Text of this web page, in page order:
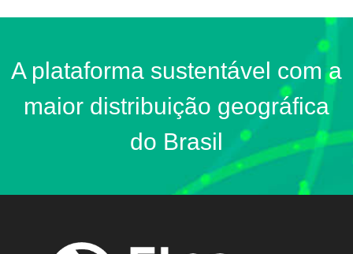
A plataforma sustentável com a
maior distribuição geográfica
do Brasil